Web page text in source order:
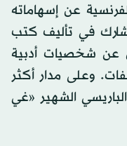
عن إسهاماته
في تأليف كتب
عن شخصيات أدبية
وعلى مدار أكثر
الشهير «غي